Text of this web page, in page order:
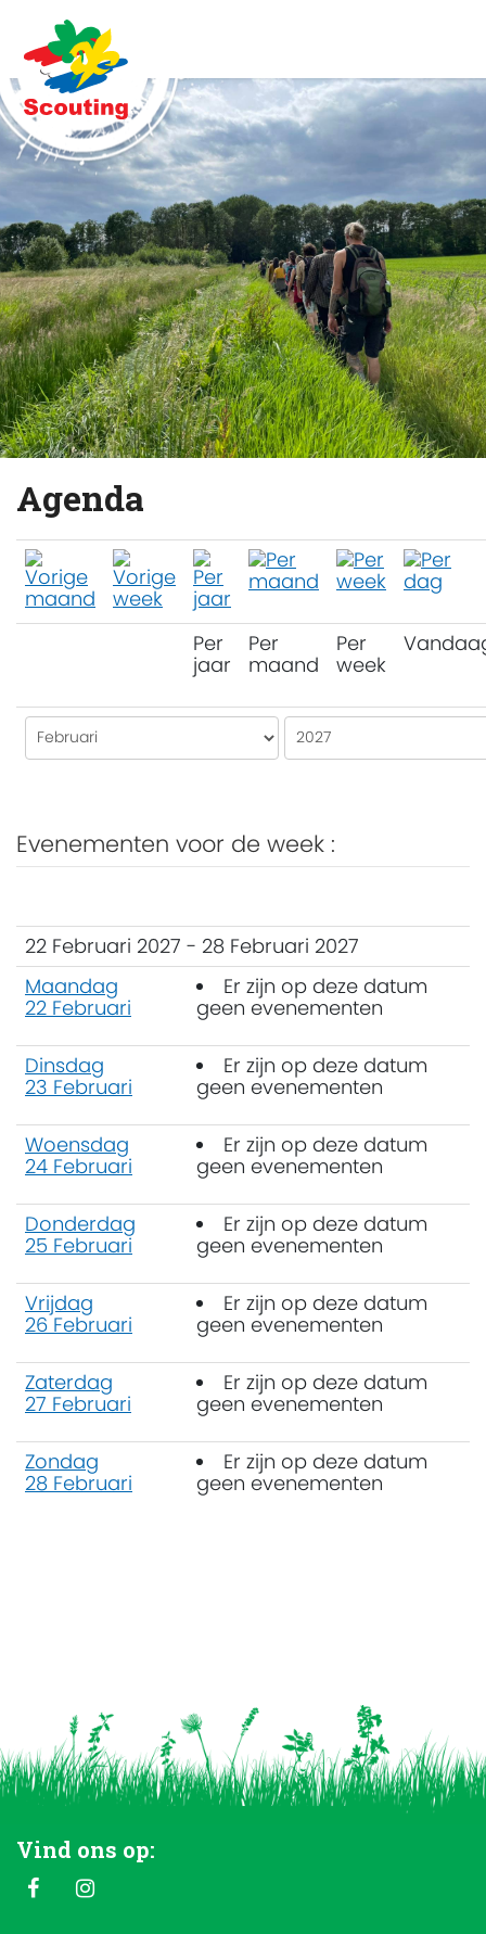
Agenda
Per
jaar
Per
maand
Per
week
Evenementen voor de week :
22 Februari 2027 - 28 Februari 2027
Maandag
22 Februari
Er zijn op deze datum
geen evenementen
Dinsdag
23 Februari
Er zijn op deze datum
geen evenementen
Woensdag
24 Februari
Er zijn op deze datum
geen evenementen
Donderdag
25 Februari
Er zijn op deze datum
geen evenementen
Vrijdag
26 Februari
Er zijn op deze datum
geen evenementen
Zaterdag
27 Februari
Er zijn op deze datum
geen evenementen
Zondag
28 Februari
Er zijn op deze datum
geen evenementen
Vind ons op: